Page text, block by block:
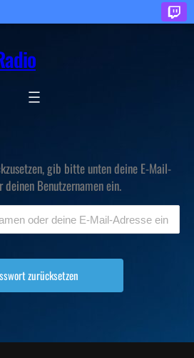
gib bitte unten deine E-Mail-
deinen Benutzernamen ein.